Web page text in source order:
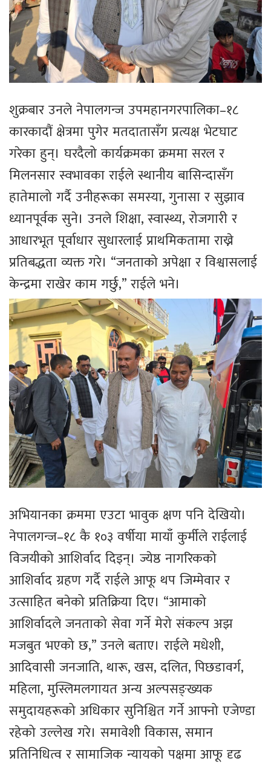
शुक्रबार उनले नेपालगन्ज उपमहानगरपालिका–१८
कारकादौं क्षेत्रमा पुगेर मतदातासँग प्रत्यक्ष भेटघाट
गरेका हुन्। घरदैलो कार्यक्रमका क्रममा सरल र
मिलनसार स्वभावका राईले स्थानीय बासिन्दासँग
हातेमालो गर्दै उनीहरूका समस्या, गुनासा र सुझाव
ध्यानपूर्वक सुने। उनले शिक्षा, स्वास्थ्य, रोजगारी र
आधारभूत पूर्वाधार सुधारलाई प्राथमिकतामा राख्ने
प्रतिबद्धता व्यक्त गरे। “जनताको अपेक्षा र विश्वासलाई
केन्द्रमा राखेर काम गर्छु,” राईले भने।
अभियानका क्रममा एउटा भावुक क्षण पनि देखियो।
नेपालगन्ज–१८ कै १०३ वर्षीया मायाँ कुर्मीले राईलाई
विजयीको आशिर्वाद दिइन्। ज्येष्ठ नागरिकको
आशिर्वाद ग्रहण गर्दै राईले आफू थप जिम्मेवार र
उत्साहित बनेको प्रतिक्रिया दिए। “आमाको
आशिर्वादले जनताको सेवा गर्ने मेरो संकल्प अझ
मजबुत भएको छ,” उनले बताए। राईले मधेशी,
आदिवासी जनजाति, थारू, खस, दलित, पिछडावर्ग,
महिला, मुस्लिमलगायत अन्य अल्पसङ्ख्यक
समुदायहरूको अधिकार सुनिश्चित गर्ने आफ्नो एजेण्डा
रहेको उल्लेख गरे। समावेशी विकास, समान
प्रतिनिधित्व र सामाजिक न्यायको पक्षमा आफू दृढ